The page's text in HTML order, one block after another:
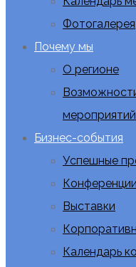
Фотогалерея
Почему мы
О регионе
мероприятий
Бизнес-события
Успешные
Конференции
Выставки
Календарь